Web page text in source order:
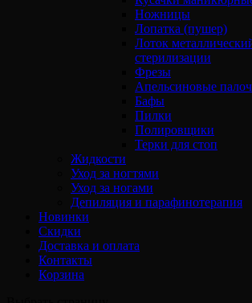
Ножницы
Лопатка (пушер)
Лоток
стерилизации
Фрезы
Апельсиновые
Бафы
Пилки
Полировщики
Терки для стоп
Жидкости
Уход за ногтями
Уход за ногами
Депиляция и парафинотерапия
Новинки
Скидки
Доставка и оплата
Контакты
Корзина